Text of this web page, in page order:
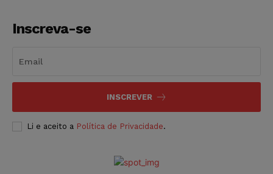
Inscreva-se
INSCREVER
Li e aceito a Política de Privacidade.